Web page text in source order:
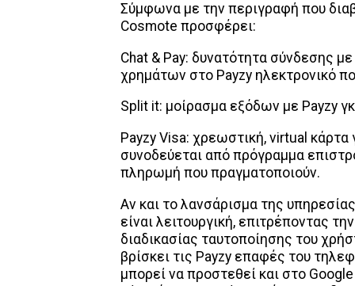
Σύμφωνα με την περιγραφή που
Cosmote προσφέρει:
Chat & Pay: δυνατότητα σύνδεσης
χρημάτων στο Payzy ηλεκτρονικό
Split it: μοίρασμα εξόδων με Payzy
Payzy Visa: χρεωστική, virtual
συνοδεύεται από πρόγραμμα
πληρωμή που πραγματοποιούν.
Αν και το λανσάρισμα της
είναι λειτουργική, επιτρέποντας
διαδικασίας ταυτοποίησης του
βρίσκει τις Payzy επαφές του
μπορεί να προστεθεί και στο